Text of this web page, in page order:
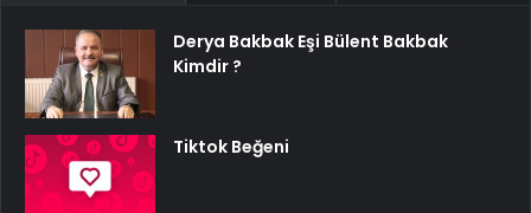
Derya Bakbak Eşi Bülent Bakbak
Kimdir ?
Tiktok Beğeni